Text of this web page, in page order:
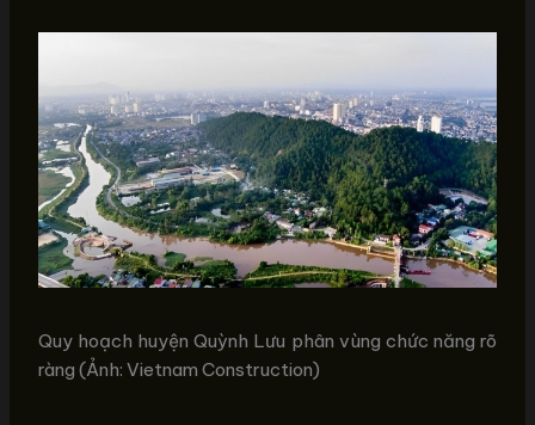
Quy hoạch huyện Quỳnh Lưu phân vùng chức năng rõ
ràng (Ảnh: Vietnam Construction)